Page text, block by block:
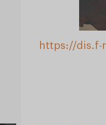
https://dis.f-